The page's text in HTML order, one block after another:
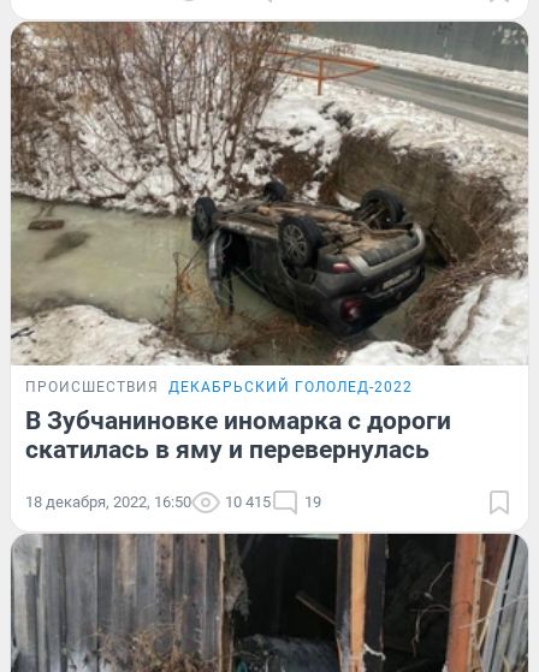
ПРОИСШЕСТВИЯ ДЕКАБРЬСКИЙ ГОЛОЛЕД-2022
В Зубчаниновке иномарка с дороги
скатилась в яму и перевернулась
18 декабря, 2022, 16:50 10 415 19